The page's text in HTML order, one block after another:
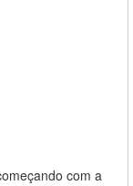
com a